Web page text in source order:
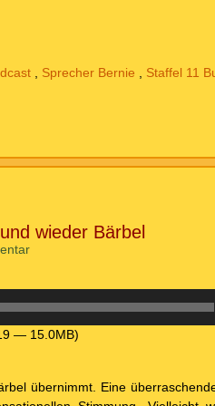
Sprecher Bernie
Staffel 11
wieder Bärbel
— 15.0MB)
übernimmt. Eine